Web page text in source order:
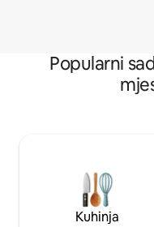
Popularni
Kuhinja